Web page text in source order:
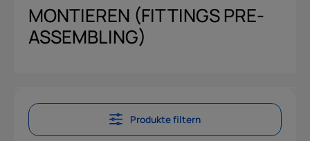
MONTIEREN (FITTINGS PRE-
ASSEMBLING)
Produkte filtern